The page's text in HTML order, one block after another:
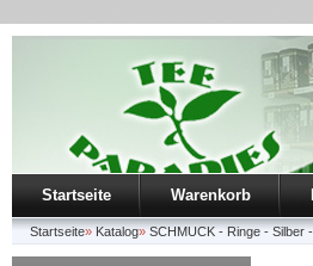
Startseite Warenkorb
Startseite» Katalog» SCHMUCK - Ringe - Silber